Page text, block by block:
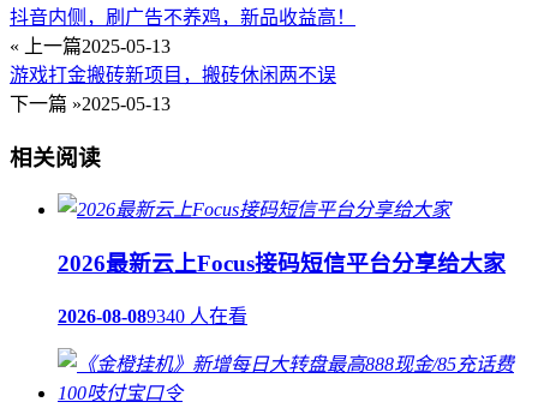
抖音内侧，刷广告不养鸡，新品收益高！
« 上一篇2025-05-13
游戏打金搬砖新项目，搬砖休闲两不误
下一篇 »2025-05-13
相关阅读
2026最新云上Focus接码短信平台分享给大家
2026-08-089340 人在看